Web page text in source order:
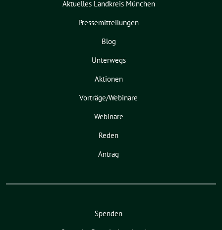
Aktuelles Landkreis München
Pressemitteilungen
Blog
Unterwegs
Aktionen
Vorträge/Webinare
Webinare
Reden
Antrag
Spenden